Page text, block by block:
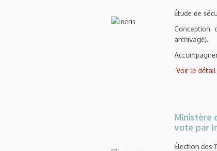
Étude de
Conception
archivage).
Voir le
Ministère
vote par
Élection des